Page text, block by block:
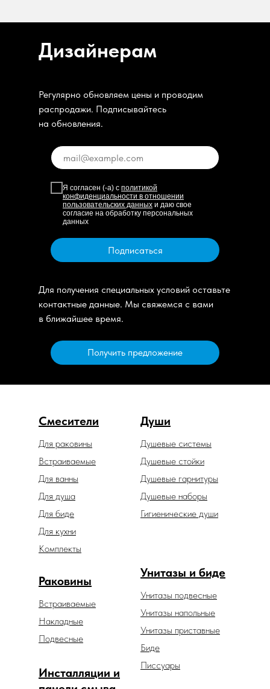
Дизайнерам
Регулярно обновляем цены и проводим
распродажи. Подписывайтесь
на обновления.
Я согласен (-а) с политикой
конфиденциальности в отношении
пользовательских данных и даю свое
согласие на обработку персональных
данных
Подписаться
Для получения специальных условий оставьте
контактные данные. Мы свяжемся с вами
в ближайшее время.
Получить предложение
Смесители Души
Душевые гарнитуры
Душевые системы
Гигиенические души
Душевые наборы
Унитазы и биде
Унитазы подвесные
Унитазы напольные
Унитазы приставные
Раковины
Встраиваемые
Накладные
Подвесные
Встраиваемые
Для биде
Для ванны
Для душа
Для раковины
Для кухни
Душевые стойки
Биде
Инсталляции и
Комплекты
Писсуары